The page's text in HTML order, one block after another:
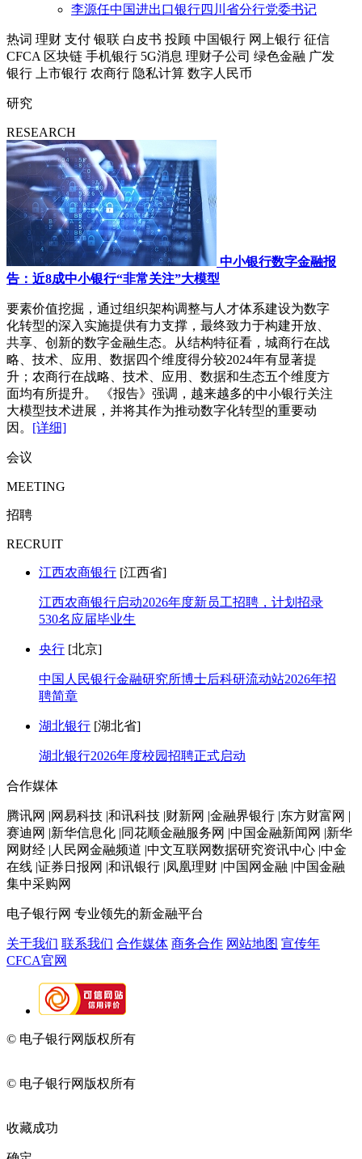
李源任中国进出口银行四川省分行党委书记
热词 理财 支付 银联 白皮书 投顾 中国银行 网上银行 征信
CFCA 区块链 手机银行 5G消息 理财子公司 绿色金融 广发
银行
上市银行 农商行 隐私计算 数字人民币
研究
RESEARCH
中小银行数字金融报
告：近8成中小银行“非常关注”大模型
要素价值挖掘，通过组织架构调整与人才体系建设为数字
化转型的深入实施提供有力支撑，最终致力于构建开放、
共享、创新的数字金融生态。从结构特征看，城商行在战
略、技术、应用、数据四个维度得分较2024年有显著提
升；农商行在战略、技术、应用、数据和生态五个维度方
面均有所提升。 《报告》强调，越来越多的中小银行关注
大模型技术进展，并将其作为推动数字化转型的重要动
因。 [详细]
会议
MEETING
招聘
RECRUIT
江西农商银行 [江西省]
江西农商银行启动2026年度新员工招聘，计划招录
530名应届毕业生
央行 [北京]
中国人民银行金融研究所博士后科研流动站2026年招
聘简章
湖北银行 [湖北省]
湖北银行2026年度校园招聘正式启动
合作媒体
腾讯网 |网易科技 |和讯科技 |财新网 |金融界银行 |东方财富网 |
赛迪网 |新华信息化 |同花顺金融服务网 |中国金融新闻网 |新华
网财经 |人民网金融频道 |中文互联网数据研究资讯中心 |中金
在线 |证券日报网 |和讯银行 |凤凰理财 |中国网金融 |中国金融
集中采购网
电子银行网 专业领先的新金融平台
关于我们 联系我们 合作媒体 商务合作 网站地图 宣传年
CFCA官网
© 电子银行网版权所有
© 电子银行网版权所有
收藏成功